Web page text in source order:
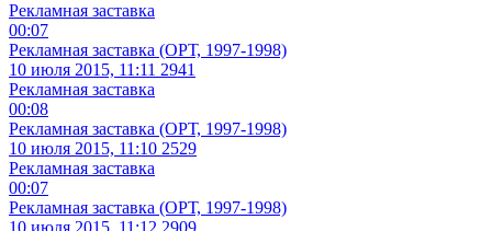
Рекламная заставка
00:07
Рекламная заставка (ОРТ, 1997-1998)
10 июля 2015, 11:11 2941
Рекламная заставка
00:08
Рекламная заставка (ОРТ, 1997-1998)
10 июля 2015, 11:10 2529
Рекламная заставка
00:07
Рекламная заставка (ОРТ, 1997-1998)
10 июля 2015, 11:12 2909